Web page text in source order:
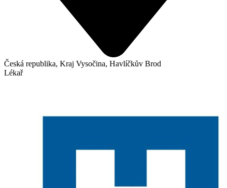
Česká republika, Kraj Vysočina, Havlíčkův Brod
Lékař